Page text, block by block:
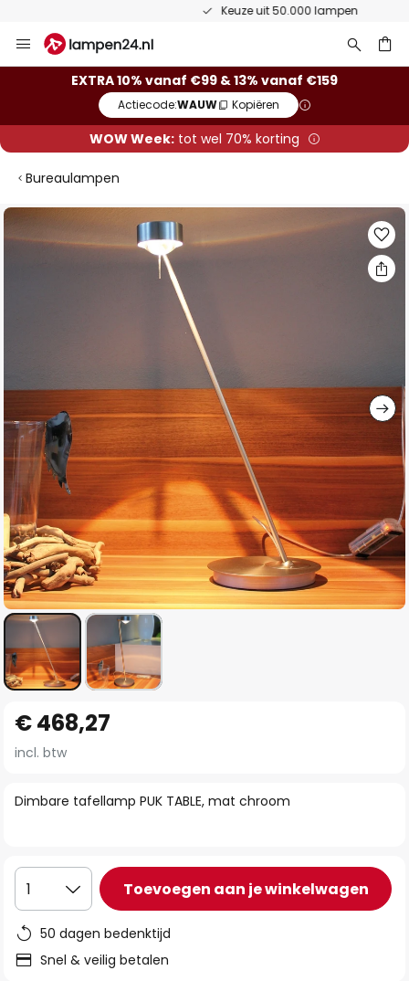
Keuze uit 50.000 lampen
naar
EXTRA 10% vanaf €99 & 13% vanaf €159
Actiecode:WAUW Kopiëren
WOW Week:tot wel 70% korting
Bureaulampen
Ga
naar
naar
het
van
gallerij
Dimbare tafellamp PUK TABLE, mat chroom
€ 468,27
incl. btw
1 Toevoegen aan je winkelwagen
50 dagen bedenktijd
Snel & veilig betalen